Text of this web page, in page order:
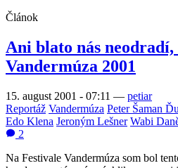
Článok
Ani blato nás neodradí,
Vandermúza 2001
15. august 2001 - 07:11 — petiar
Reportáž Vandermúza Peter Šaman
Edo Klena Jeroným Lešner Wabi
2
Na Festivale Vandermúza som bol